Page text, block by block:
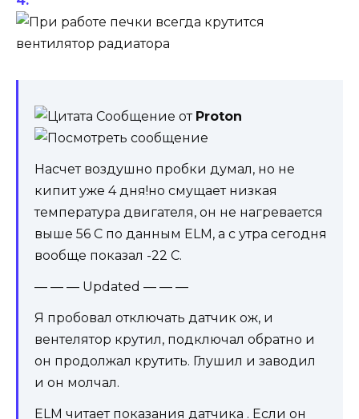
Сообщение от Proton
Насчет воздушно пробки думал, но не
кипит уже 4 дня!но смущает низкая
температура двигателя, он не нагревается
выше 56 С по данным ELM, а с утра сегодня
вообще показал -22 C.
— — — Updated — — —
Я пробовал отключать датчик ож, и
вентелятор крутил, подключал обратно и
он продолжал крутить. Глушил и заводил
и он молчал.
ELM читает показания датчика . Если он